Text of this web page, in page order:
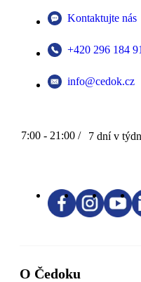
Kontaktujte nás
+420 296 184
info@cedok.cz
7:00 - 21:00 / 7 dní v
O Čedoku